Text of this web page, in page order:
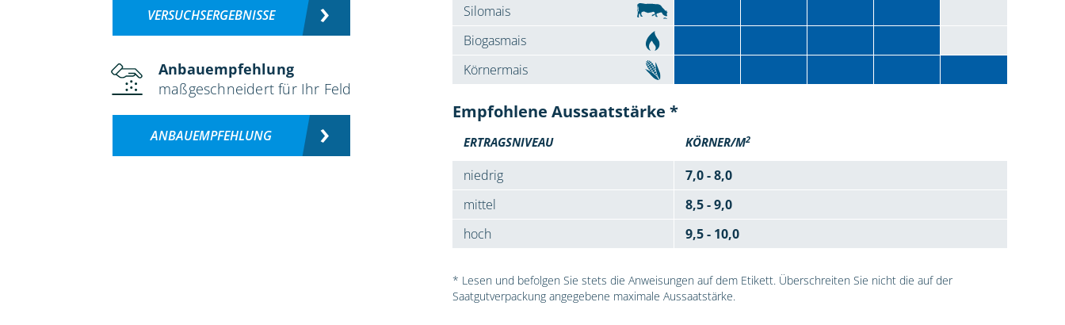
VERSUCHSERGEBNISSE
Anbauempfehlung
maßgeschneidert für Ihr Feld
ANBAUEMPFEHLUNG
Silomais
Biogasmais
Körnermais
Empfohlene Aussaatstärke *
ERTRAGSNIVEAU KÖRNER/M2
niedrig
7,0 - 8,0
mittel
8,5 - 9,0
hoch
9,5 - 10,0
* Lesen und befolgen Sie stets die Anweisungen auf dem Etikett. Überschreiten Sie nicht die auf der
Saatgutverpackung angegebene maximale Aussaatstärke.